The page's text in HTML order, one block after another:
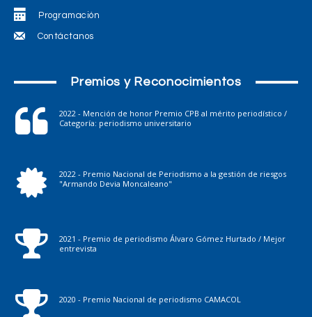
Programación
Contáctanos
Premios y Reconocimientos
2022 - Mención de honor Premio CPB al mérito periodístico /
Categoría: periodismo universitario
2022 - Premio Nacional de Periodismo a la gestión de riesgos
"Armando Devia Moncaleano"
2021 - Premio de periodismo Álvaro Gómez Hurtado / Mejor
entrevista
2020 - Premio Nacional de periodismo CAMACOL